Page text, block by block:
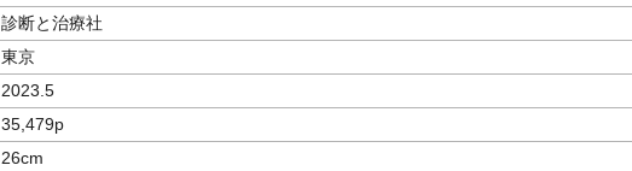
診断と治療社
東京
2023.5
35,479p
26cm